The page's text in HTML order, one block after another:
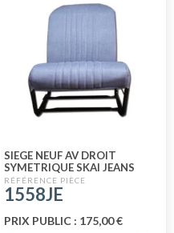
SIEGE NEUF AV DROIT
SYMETRIQUE SKAI JEANS
1558JE
PRIX PUBLIC : 175,00 €